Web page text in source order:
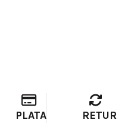
PLATA
RETUR